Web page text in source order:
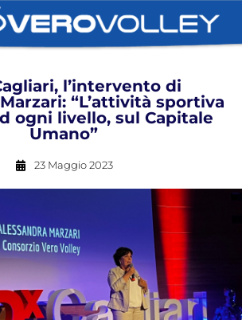
l’intervento di
“L’attività sportiva
ogni livello, sul Capitale
Umano”
23 Maggio 2023